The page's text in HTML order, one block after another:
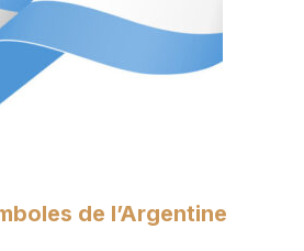
de l’Argentine